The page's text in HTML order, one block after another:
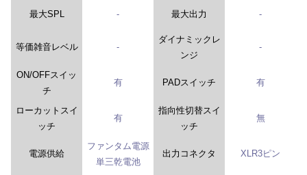
最大SPL - 最大出力 -
等価雑音レベル -
ダイナミックレ
ンジ
-
ON/OFFスイッ
チ
有 PADスイッチ 有
ローカットスイ
ッチ
有
指向性切替スイ
ッチ
無
電源供給
ファンタム電源
単三乾電池
出力コネクタ XLR3ピン